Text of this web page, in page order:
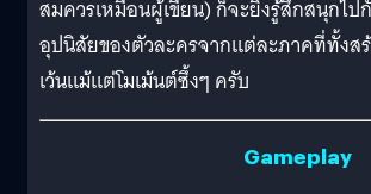
สมควรเหมือนผู้เขียน) ก็จะยิ่งรู้สึกสนุกไ
อุปนิสัยของตัวละครจากแต่ละภาคที่ทั้งสร้
เว้นแม้แต่โมเม้นต์ซึ้งๆ ครับ
Gameplay